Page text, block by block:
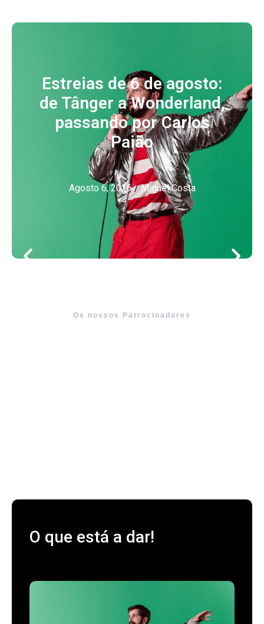
Estreias de 6 de agosto:
de Tânger a Wonderland,
passando por Carlos
Paião
Agosto 6, 2026 / Miguel Costa
Os nossos Patrocinadores
O que está a dar!